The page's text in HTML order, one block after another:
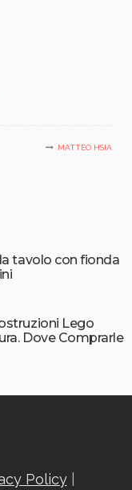
MATTEO HSIA
tavolo con fionda
Lego
Dove Comprarle
Policy|